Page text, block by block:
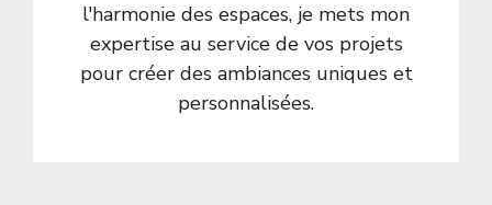
l'harmonie des espaces, je mets mon
expertise au service de vos projets
pour créer des ambiances uniques et
personnalisées.